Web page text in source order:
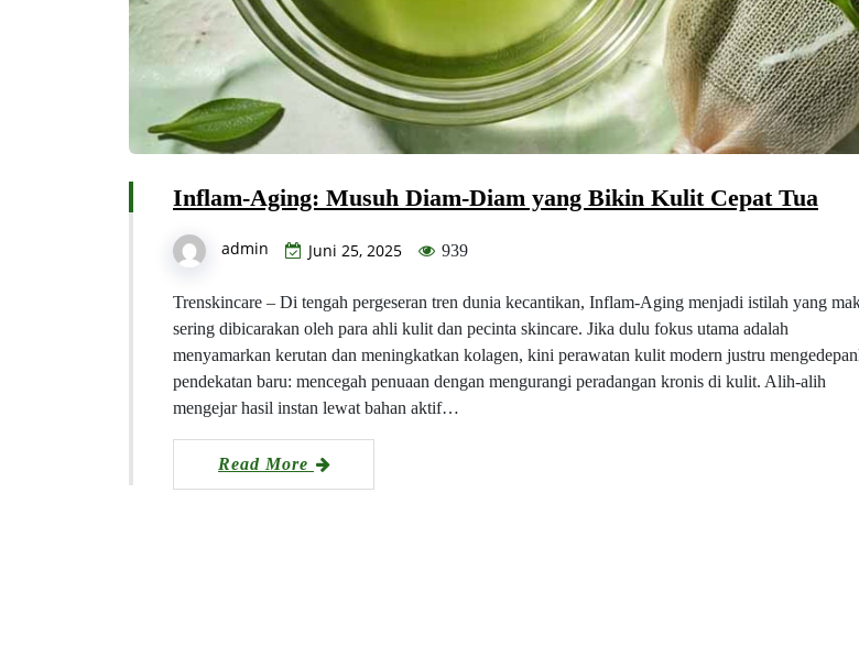
Inflam-Aging: Musuh Diam-Diam yang Bikin Kulit Cepat Tua
admin Juni 25, 2025 939
Trenskincare – Di tengah pergeseran tren dunia kecantikan, Inflam-Aging menjadi istilah yang
sering dibicarakan oleh para ahli kulit dan pecinta skincare. Jika dulu fokus utama adalah
menyamarkan kerutan dan meningkatkan kolagen, kini perawatan kulit modern justru
pendekatan baru: mencegah penuaan dengan mengurangi peradangan kronis di kulit. Alih-alih
mengejar hasil instan lewat bahan aktif…
Read More